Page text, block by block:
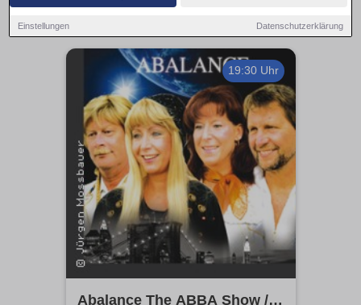
Einstellungen Datenschutzerklärung
19:30 Uhr
Abalance The ABBA Show /